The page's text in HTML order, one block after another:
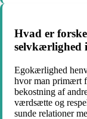
Hvad er
selvkærlighed
Egokærlighed
hvor man primært
bekostning af
værdsætte og
sunde relationer